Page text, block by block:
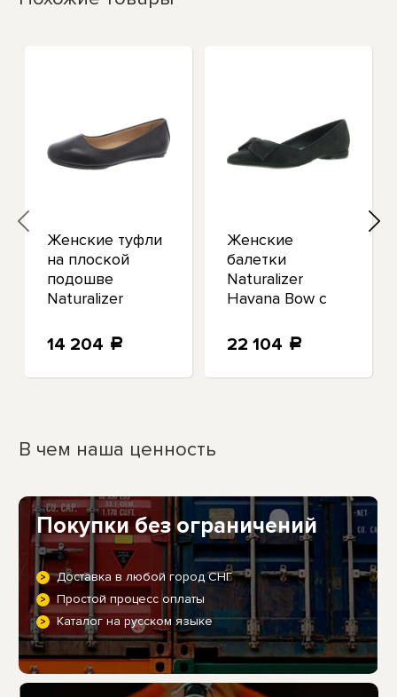
Женские туфли
на плоской
подошве
Naturalizer
цвета с
носком,
14 204 a
Женские
балетки
Naturalizer
Havana Bow с
шириной 6,5 см
0938
22 104 a
В чем наша ценность
Покупки без ограничений
Доставка в любой город СНГ
Простой процесс оплаты
Каталог на русском языке